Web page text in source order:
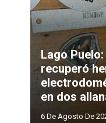
Lago
recuperó
en dos
6 De Agosto De